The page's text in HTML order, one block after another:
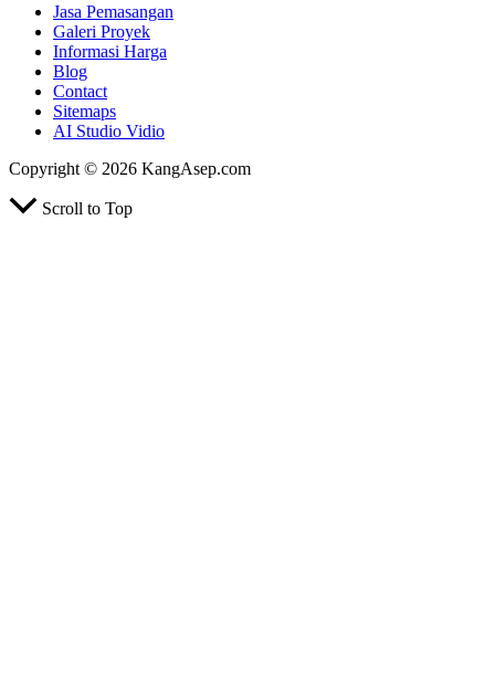
Jasa Pemasangan
Galeri Proyek
Informasi Harga
Blog
Contact
Sitemaps
AI Studio Vidio
Copyright © 2026 KangAsep.com
Scroll to Top